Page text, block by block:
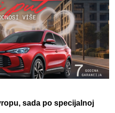
sada po specijalnoj